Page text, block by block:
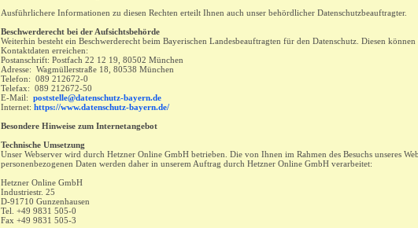
Ausführlichere Informationen zu diesen Rechten erteilt Ihnen auch unser behördlicher Datenschutzbeauftragter.
Beschwerderecht bei der Aufsichtsbehörde
Weiterhin besteht ein Beschwerderecht beim Bayerischen Landesbeauftragten für den Datenschutz. Diesen
Kontaktdaten erreichen:
Postanschrift: Postfach 22 12 19, 80502 München
Adresse: Wagmüllerstraße 18, 80538 München
Telefon: 089 212672-0
Telefax: 089 212672-50
E-Mail: poststelle@datenschutz-bayern.de
Internet: https://www.datenschutz-bayern.de/
Besondere Hinweise zum Internetangebot
Technische Umsetzung
Unser Webserver wird durch Hetzner Online GmbH betrieben. Die von Ihnen im Rahmen des Besuchs unseres
personenbezogenen Daten werden daher in unserem Auftrag durch Hetzner Online GmbH verarbeitet:
Hetzner Online GmbH
Industriestr. 25
D-91710 Gunzenhausen
Tel. +49 9831 505-0
Fax +49 9831 505-3